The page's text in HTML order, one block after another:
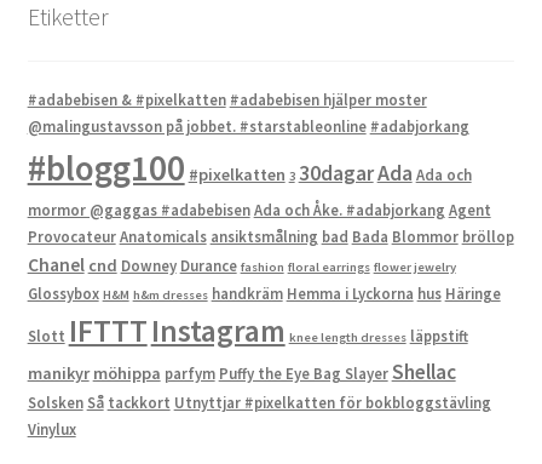
Etiketter
#adabebisen & #pixelkatten #adabebisen hjälper moster
@malingustavsson på jobbet. #starstableonline #adabjorkang
#blogg100 #pixelkatten 3 30dagarAda Ada och
mormor @gaggas #adabebisenAda och Åke. #adabjorkang Agent
ProvocateurAnatomicals ansiktsmålning bad Bada Blommor bröllop
Chanel cnd Downey Durance fashion floral earrings flower jewelry
Glossybox H&M h&m dresses handkräm Hemma i Lyckorna hus Häringe
Slott IFTTTInstagram knee length dresses läppstift
manikyr möhippa parfym Puffy the Eye Bag SlayerShellac
Solsken Så tackkort Utnyttjar #pixelkatten för bokbloggstävling
Vinylux